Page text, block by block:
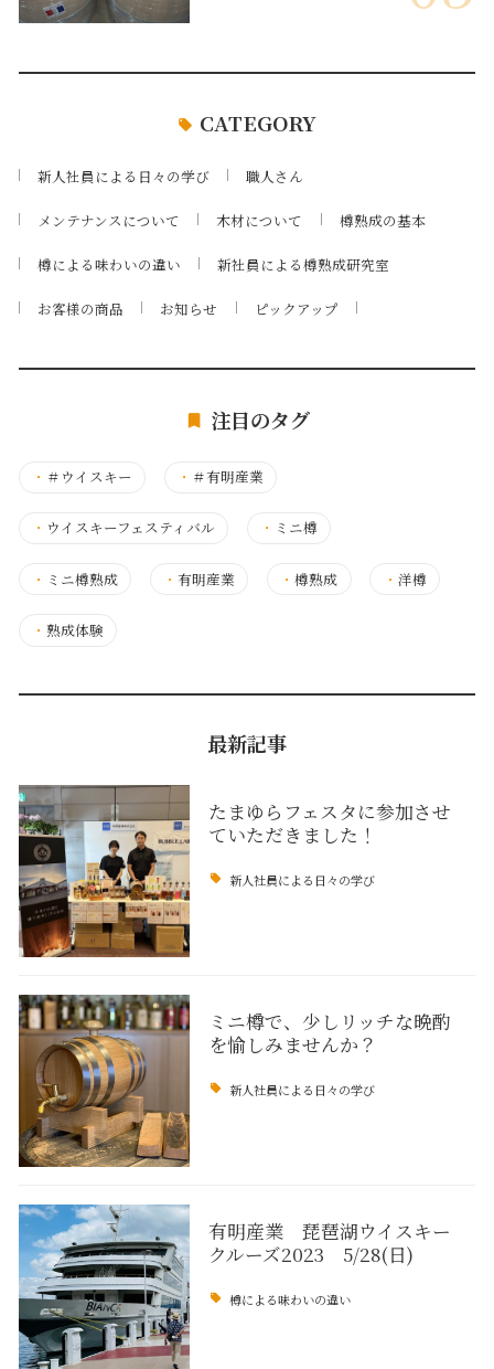
CATEGORY
新人社員による日々の学び 職人さん
メンテナンスについて 木材について 樽熟成の基本
樽による味わいの違い 新社員による樽熟成研究室
お客様の商品 お知らせ ピックアップ
注目のタグ
・ ＃ウイスキー ・ ＃有明産業
・ ウイスキーフェスティバル ・ ミニ樽
・ ミニ樽熟成 ・有明産業 ・樽熟成 ・ 洋樽
・ 熟成体験
最新記事
たまゆらフェスタに参加させ
ていただきました！
新人社員による日々の学び
ミニ樽で、少しリッチな晩酌
を愉しみませんか？
新人社員による日々の学び
有明産業 琵琶湖ウイスキー
クルーズ2023 5/28(日)
樽による味わいの違い